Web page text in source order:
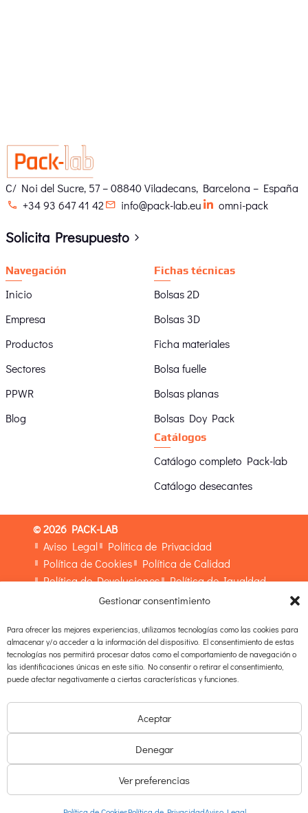
Gestionar consentimiento
Para ofrecer las mejores experiencias, utilizamos tecnologías como las cookies para
almacenar y/o acceder a la información del dispositivo. El consentimiento de estas
tecnologías nos permitirá procesar datos como el comportamiento de navegación o
las identificaciones únicas en este sitio. No consentir o retirar el consentimiento,
puede afectar negativamente a ciertas características y funciones.
Aceptar
Denegar
Ver preferencias
Pinzas detectables WeLoc,
ideales para sectores
En sectores como el farmacéutico y el alimentario,
como la humedad es fundamental. Por ello, las
pinzas detectables WeLoc son una herramienta ideal
explicamos sus ventajas y beneficios de utilizarlas.
C/ Noi del Sucre, 57 – 08840 Viladecans, Barcelona – España
+34 93 647 41 42
info@pack-lab.eu omni-pack
Solicita Presupuesto
Navegación
Inicio
Empresa
Productos
Sectores
PPWR
Blog
Fichas técnicas
Bolsas 2D
Bolsas 3D
Ficha materiales
Bolsa fuelle
Bolsas planas
Bolsas Doy Pack
Catálogos
Catálogo completo Pack-lab
Catálogo desecantes
© 2026 PACK-LAB
Aviso Legal
Política de Privacidad
Política de Cookies
Política de Calidad
Política de Devoluciones
Política de Igualdad